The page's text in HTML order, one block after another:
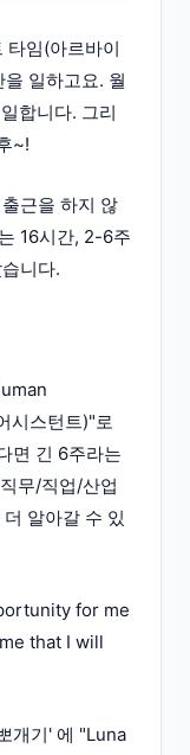
타임(아르바이
일하고요. 월
합니다. 그리
~!
근을 하지 않
16시간, 2-6주
니다.
시스턴트)"로
면 긴 6주라는
무/직업/산업
알아갈 수 있
for me
that I will
개기' 에 "Luna